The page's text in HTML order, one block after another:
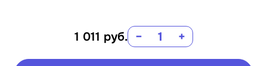
1 011 руб. − +